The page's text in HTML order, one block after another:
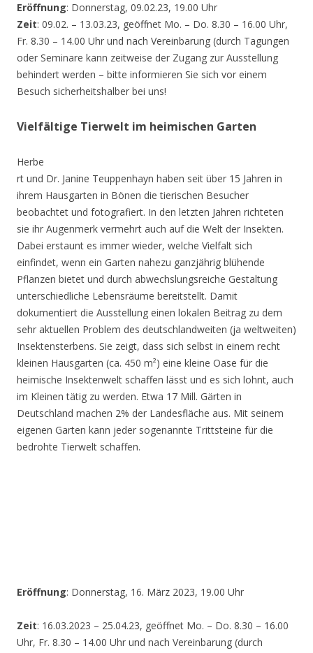
Eröffnung: Donnerstag, 09.02.23, 19.00 Uhr
Zeit: 09.02. – 13.03.23, geöffnet Mo. – Do. 8.30 – 16.00 Uhr,
Fr. 8.30 – 14.00 Uhr und nach Vereinbarung (durch Tagungen
oder Seminare kann zeitweise der Zugang zur Ausstellung
behindert werden – bitte informieren Sie sich vor einem
Besuch sicherheitshalber bei uns!
Vielfältige Tierwelt im heimischen Garten
Herbe
rt und Dr. Janine Teuppenhayn haben seit über 15 Jahren in
ihrem Hausgarten in Bönen die tierischen Besucher
beobachtet und fotografiert. In den letzten Jahren richteten
sie ihr Augenmerk vermehrt auch auf die Welt der Insekten.
Dabei erstaunt es immer wieder, welche Vielfalt sich
einfindet, wenn ein Garten nahezu ganzjährig blühende
Pflanzen bietet und durch abwechslungsreiche Gestaltung
unterschiedliche Lebensräume bereitstellt. Damit
dokumentiert die Ausstellung einen lokalen Beitrag zu dem
sehr aktuellen Problem des deutschlandweiten (ja weltweiten)
Insektensterbens. Sie zeigt, dass sich selbst in einem recht
kleinen Hausgarten (ca. 450 m²) eine kleine Oase für die
heimische Insektenwelt schaffen lässt und es sich lohnt, auch
im Kleinen tätig zu werden. Etwa 17 Mill. Gärten in
Deutschland machen 2% der Landesfläche aus. Mit seinem
eigenen Garten kann jeder sogenannte Trittsteine für die
bedrohte Tierwelt schaffen.
Eröffnung: Donnerstag, 16. März 2023, 19.00 Uhr
Zeit: 16.03.2023 – 25.04.23, geöffnet Mo. – Do. 8.30 – 16.00
Uhr, Fr. 8.30 – 14.00 Uhr und nach Vereinbarung (durch